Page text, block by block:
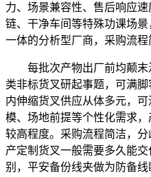
力、场景兼容性、售后响应
链、干净车间等特殊功课场
一体的分析型厂商，采购流程
每批次产物出厂前均颠末
类非标货叉研起事题，可满
内伸缩货叉供应从体多元，
模、场地前提等个性化需求
较高程度。采购流程简洁，分
产定制货叉一般需要多久能
别，平安备份线夹做为防备